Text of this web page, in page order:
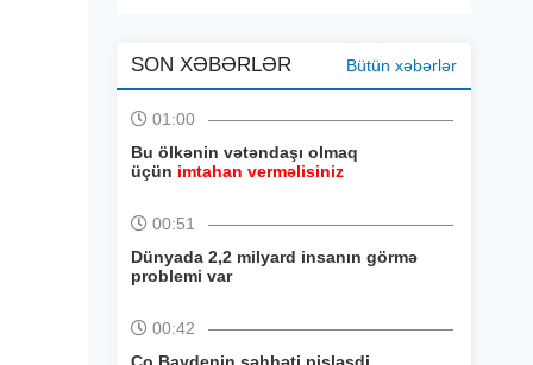
SON XƏBƏRLƏR Bütün xəbərlər
01:00
Bu ölkənin vətəndaşı olmaq
üçün imtahan verməlisiniz
00:51
Dünyada 2,2 milyard insanın görmə
problemi var
00:42